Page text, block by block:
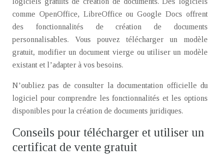
comme OpenOffice, LibreOffice ou Google Docs offrent
des fonctionnalités de création de documents
personnalisables. Vous pouvez télécharger un modèle
gratuit, modifier un document vierge ou utiliser un modèle
existant et l’adapter à vos besoins.
N’oubliez pas de consulter la documentation officielle du
logiciel pour comprendre les fonctionnalités et les options
disponibles pour la création de documents juridiques.
Conseils pour télécharger et utiliser un
certificat de vente gratuit